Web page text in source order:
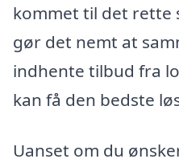
kommet til det rette
gør det nemt at
indhente tilbud fra
kan få den bedste
Uanset om du